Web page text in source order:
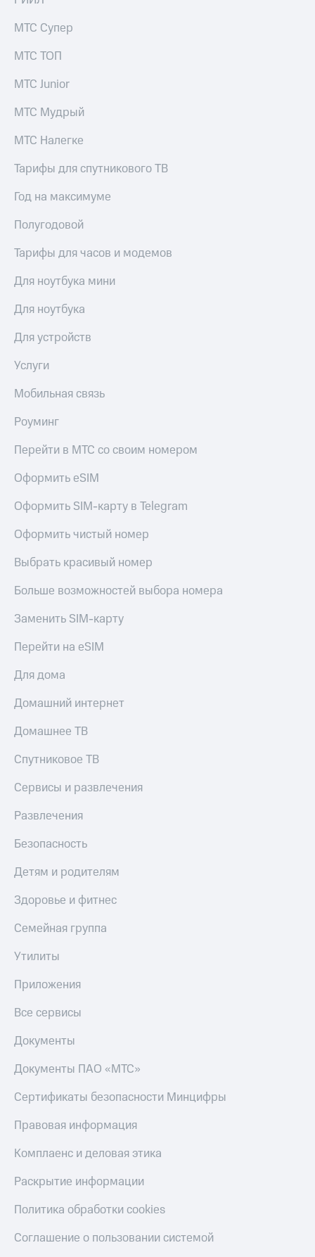
МТС Супер
МТС ТОП
МТС Junior
МТС Мудрый
МТС Налегке
Тарифы для спутникового ТВ
Год на максимуме
Полугодовой
Тарифы для часов и модемов
Для ноутбука мини
Для ноутбука
Для устройств
Услуги
Мобильная связь
Роуминг
Перейти в МТС со своим номером
Оформить eSIM
Оформить SIM-карту в Telegram
Оформить чистый номер
Выбрать красивый номер
Больше возможностей выбора номера
Заменить SIM-карту
Перейти на eSIM
Для дома
Домашний интернет
Домашнее ТВ
Спутниковое ТВ
Сервисы и развлечения
Развлечения
Безопасность
Детям и родителям
Здоровье и фитнес
Семейная группа
Утилиты
Приложения
Все сервисы
Документы
Документы ПАО «МТС»
Сертификаты безопасности Минцифры
Правовая информация
Комплаенс и деловая этика
Раскрытие информации
Политика обработки cookies
Соглашение о пользовании системой